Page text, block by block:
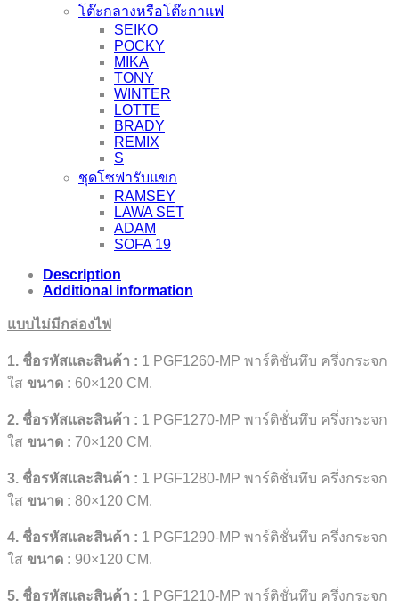
โต๊ะกลางหรือโต๊ะกาแฟ
SEIKO
POCKY
MIKA
TONY
WINTER
LOTTE
BRADY
REMIX
S
ชุดโซฟารับแขก
RAMSEY
LAWA SET
ADAM
SOFA 19
Description
Additional information
แบบไม่มีกล่องไฟ
1. ชื่อรหัสและสินค้า : 1 PGF1260-MP พาร์ติชั่นทึบ ครึ่งกระจก
ใส ขนาด : 60×120 CM.
2. ชื่อรหัสและสินค้า : 1 PGF1270-MP พาร์ติชั่นทึบ ครึ่งกระจก
ใส ขนาด : 70×120 CM.
3. ชื่อรหัสและสินค้า : 1 PGF1280-MP พาร์ติชั่นทึบ ครึ่งกระจก
ใส ขนาด : 80×120 CM.
4. ชื่อรหัสและสินค้า : 1 PGF1290-MP พาร์ติชั่นทึบ ครึ่งกระจก
ใส ขนาด : 90×120 CM.
5. ชื่อรหัสและสินค้า : 1 PGF1210-MP พาร์ติชั่นทึบ ครึ่งกระจก